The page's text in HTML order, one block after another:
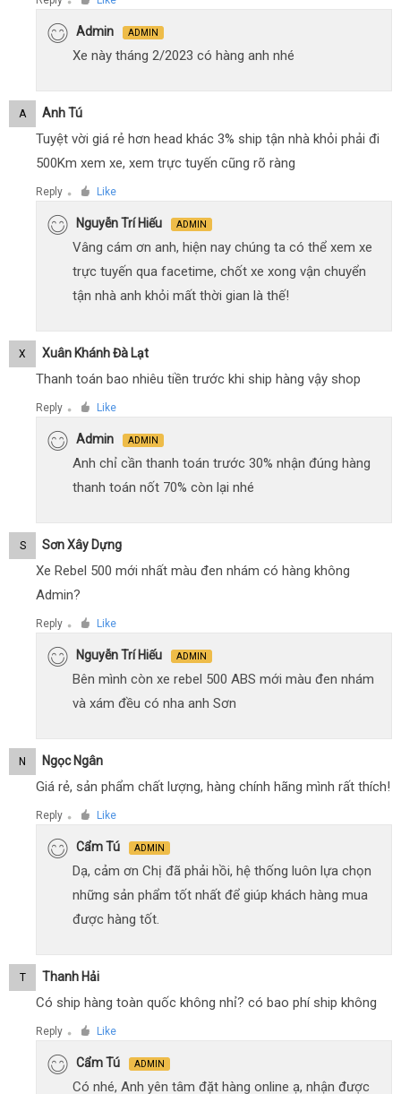
●
Admin ADMIN
Xe này tháng 2/2023 có hàng anh nhé
A Anh Tú
Tuyệt vời giá rẻ hơn head khác 3% ship tận nhà khỏi phải đi
500Km xem xe, xem trực tuyến cũng rõ ràng
Reply ● Like
Nguyễn Trí Hiếu ADMIN
Vâng cám ơn anh, hiện nay chúng ta có thể xem xe
trực tuyến qua facetime, chốt xe xong vận chuyển
tận nhà anh khỏi mất thời gian là thế!
X Xuân Khánh Đà Lạt
Thanh toán bao nhiêu tiền trước khi ship hàng vậy shop
Reply ● Like
Admin ADMIN
Anh chỉ cần thanh toán trước 30% nhận đúng hàng
thanh toán nốt 70% còn lại nhé
S Sơn Xây Dựng
Xe Rebel 500 mới nhất màu đen nhám có hàng không
Admin?
Reply ● Like
Nguyễn Trí Hiếu ADMIN
Bên mình còn xe rebel 500 ABS mới màu đen nhám
và xám đều có nha anh Sơn
N Ngọc Ngân
Giá rẻ, sản phẩm chất lượng, hàng chính hãng mình rất thích!
Reply ● Like
Cẩm Tú ADMIN
Dạ, cảm ơn Chị đã phải hồi, hệ thống luôn lựa chọn
những sản phẩm tốt nhất để giúp khách hàng mua
được hàng tốt.
T Thanh Hải
Có ship hàng toàn quốc không nhỉ? có bao phí ship không
Reply ● Like
Cẩm Tú ADMIN
Có nhé, Anh yên tâm đặt hàng online ạ, nhận được